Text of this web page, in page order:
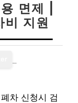
면제 |
비 지원
차 신청시 검